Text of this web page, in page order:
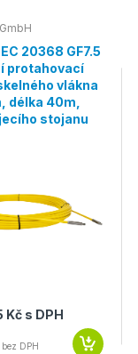
20368 GF7.5
protahovací
vlákna
délka 40m,
stojanu
Kč s DPH
DPH